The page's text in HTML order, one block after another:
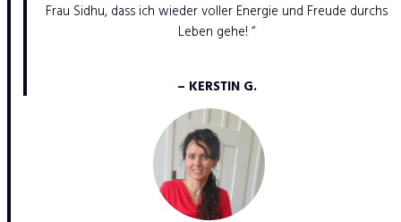
Frau Sidhu, dass ich wieder voller Energie und Freude durchs
Leben gehe! “
– KERSTIN G.